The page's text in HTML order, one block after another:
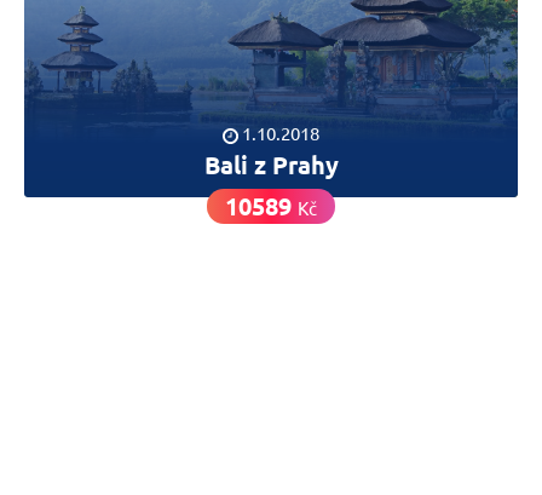
1.10.2018
Bali z Prahy
10589 Kč